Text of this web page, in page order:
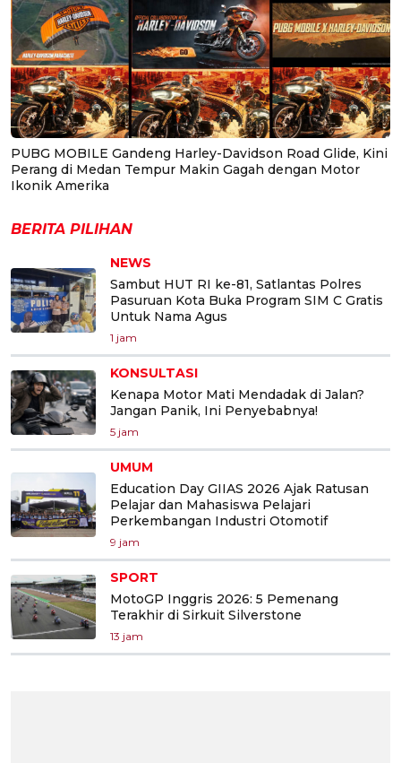
PUBG MOBILE Gandeng Harley-Davidson Road Glide, Kini
Perang di Medan Tempur Makin Gagah dengan Motor
Ikonik Amerika
BERITA PILIHAN
NEWS
Sambut HUT RI ke-81, Satlantas Polres
Pasuruan Kota Buka Program SIM C Gratis
Untuk Nama Agus
1 jam
KONSULTASI
Kenapa Motor Mati Mendadak di Jalan?
Jangan Panik, Ini Penyebabnya!
5 jam
UMUM
Education Day GIIAS 2026 Ajak Ratusan
Pelajar dan Mahasiswa Pelajari
Perkembangan Industri Otomotif
9 jam
SPORT
MotoGP Inggris 2026: 5 Pemenang
Terakhir di Sirkuit Silverstone
13 jam